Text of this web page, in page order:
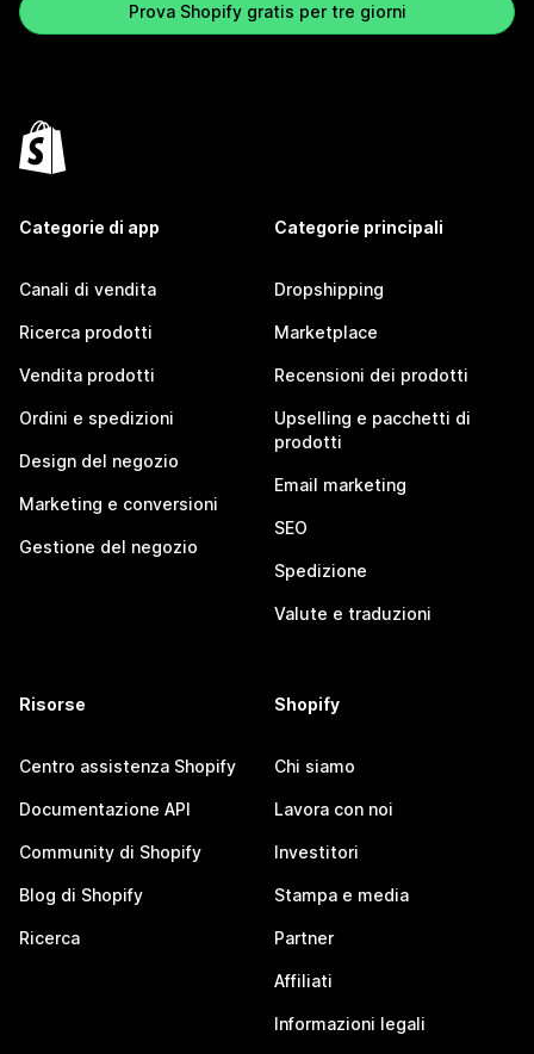
Prova Shopify gratis per tre giorni
Categorie di app
Canali di vendita
Ricerca prodotti
Vendita prodotti
Ordini e spedizioni
Design del negozio
Marketing e conversioni
Gestione del negozio
Categorie principali
Dropshipping
Marketplace
Recensioni dei prodotti
Upselling e pacchetti di
prodotti
Email marketing
SEO
Spedizione
Valute e traduzioni
Risorse
Centro assistenza Shopify
Documentazione API
Community di Shopify
Blog di Shopify
Ricerca
Shopify
Chi siamo
Lavora con noi
Investitori
Stampa e media
Partner
Affiliati
Informazioni legali